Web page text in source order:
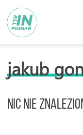
jakub
Nic nie